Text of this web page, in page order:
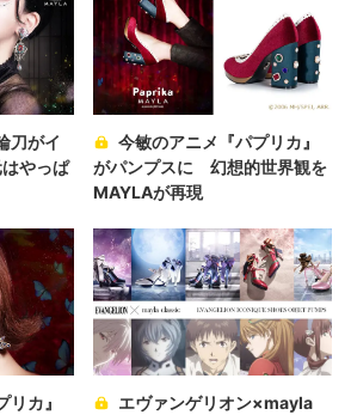
刀がイ
やっぱ
今敏のアニメ『パプリカ』
がパンプスに 幻想的世界観を
MAYLAが再現
カ』
エヴァンゲリオン×mayla